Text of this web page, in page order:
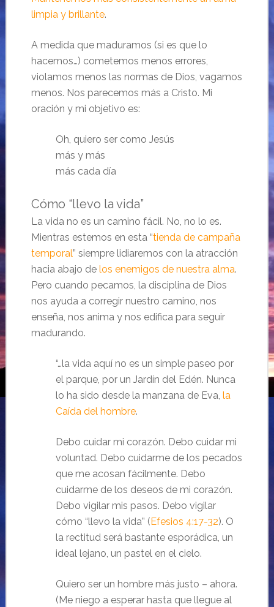
limpia y brillante.
A medida que maduramos (si es que lo
hacemos…) cometemos menos errores,
violamos menos las normas de Dios, vagamos
menos. Nos parecemos más a Cristo. Mi
oración y mi objetivo es:
Oh, quiero ser como Jesús
más y más
más cada día
Cómo “llevo la vida”
La vida no es un camino fácil. No, no lo es.
Mientras estemos en esta “tienda de campaña
temporal” siempre lidiaremos con la atracción
hacia abajo de los enemigos de nuestra alma.
Pero cuando pecamos, la disciplina de Dios
nos ayuda a corregir nuestro camino, nos
enseña, nos anima y nos edifica para seguir
madurando.
“…la vida aquí no es un simple paseo por
el parque, por un Jardín del Edén. Nunca
lo ha sido desde la manzana de Eva, la
Caída del hombre.
Debo cuidar mi corazón. Debo cuidar mi
voluntad. Debo cuidarme de los pecados
que me acosan fácilmente. Debo
cuidarme de los deseos de mi corazón.
Debo vigilar mis pasos. Debo vigilar
cómo “llevo la vida” (Efesios 4:17-32). O
la rectitud será bastante esporádica, un
ideal lejano, un pastel en el cielo.
Quiero ser un hombre más justo – ahora.
(Me niego a esperar hasta que llegue al